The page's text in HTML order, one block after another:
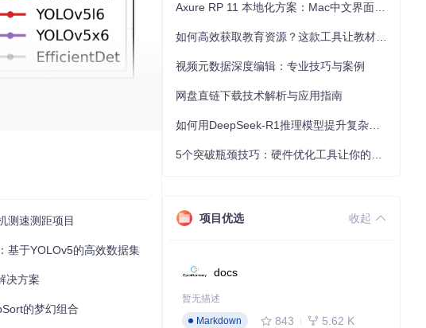
测速测距项目
基于YOLOv5的高效数据集
决方案
的梦幻组合
视频元数据深度编辑：专业技巧与案例
网盘直链下载技术解析与应用指南
项目优选 收起
docs
暂无描述
Markdown
843 5.62 K